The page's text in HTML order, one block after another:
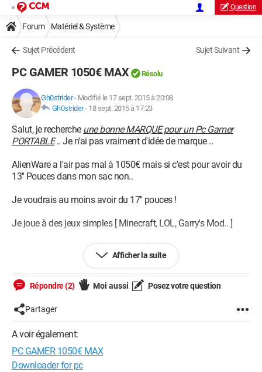
Question
Forum Matériel & Système
Sujet Précédent Sujet Suivant
PC GAMER 1050€ MAX Résolu
Gh0strider- Modifié le 17 sept. 2015 à 20:08
Gh0strider- 18 sept. 2015 à 17:23
Salut, je recherche une bonne MARQUE pour un Pc Gamer
PORTABLE.. Je n'ai pas vraiment d'idée de marque ..
AlienWare a l'air pas mal à 1050€ mais si c'est pour avoir du
13'' Pouces dans mon sac non..
Je voudrais au moins avoir du 17'' pouces !
Je joue à des jeux simples [ Minecraft, LOL, Garry's Mod.. ]
Une idée pour moi ? :) je pense avoir un bon budget .. Je peux
Grand MAX !
Merci d'avance.
Afficher la suite
Répondre (2) Moi aussi Posez votre question
Partager
A voir également:
PC GAMER 1050€ MAX
Downloader for pc